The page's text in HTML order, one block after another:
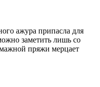
ажура припасла для
заметить лишь со
пряжи мерцает